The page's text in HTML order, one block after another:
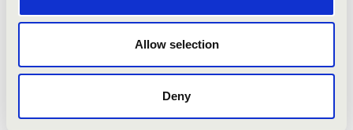
Allow selection
Deny
magabiztos.”
Fargo Forum ezt írta:
érzelmi mélység tárult fel Mendelssohn hegedűre és
zongorára írt kettősversenyének előadásában a FM-